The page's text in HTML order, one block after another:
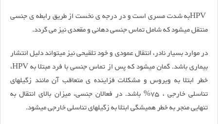
HPVبه شدت مسری است و در درجه­ ی نخست از طریق رابطه­ ی جنسی
منتقل می­شود که شامل تماس جنسی دهانی و مقعدی نیز می­ گردد.
در موارد بسیار نادر، انتقال عمودی و خود تلقیحی نیز می­تواند دلیل انتشار
بیماری باشد. گمان می­شود که پس از تماس جنسی با فرد مبتلا به HPV،
خطر ابتلا به ویروس و مشکلات فزاینده­ ی متعاقب آن مانند زگیل­های
تناسلی خارجی ، 75% باشد. در فعالان جنسی، میزان بالای انتقال به
تنهایی منجر به خطر همیشگی ابتلا به زگیل­های تناسلی خارجی می­شود.